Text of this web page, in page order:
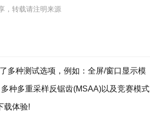
，转载请注明来源
种测试选项，例如：全屏/窗口显示模
种多重采样反锯齿(MSAA)以及竞赛模式
载体验!